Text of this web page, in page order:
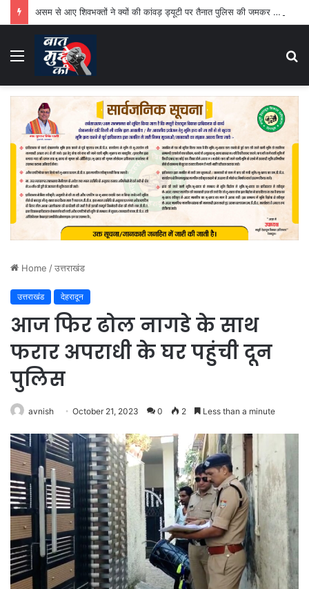
असम से आए शिवभक्तों ने क्यों की कांवड़ ड्यूटी पर तैनात पुलिस की जमकर तारीफ
Menu
Home /उत्तराखंड
उत्तराखंड देहरादून
आज फिर ढोल नागडे के साथ
फरार अपराधी के घर पहुंची दून
पुलिस
avnish October 21, 2023 0 2 Less than a minute